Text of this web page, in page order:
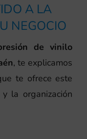
A LA
NEGOCIO
de vinilo
, te explicamos
te ofrece este
la organización